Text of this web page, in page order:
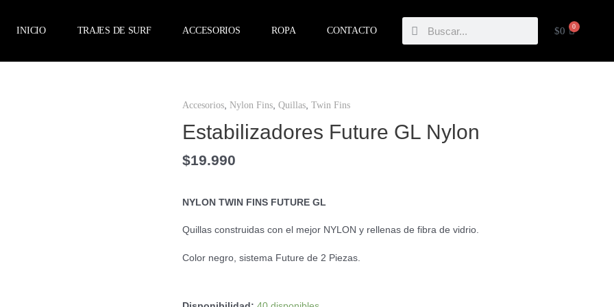
INICIO TRAJES DE SURF ACCESORIOS ROPA CONTACTO
BuscarBuscar
$0 0
Accesorios, Nylon Fins, Quillas, Twin Fins
Estabilizadores Future GL Nylon
$19.990
NYLON TWIN FINS FUTURE GL
Quillas construidas con el mejor NYLON y rellenas de fibra de vidrio.
Color negro, sistema Future de 2 Piezas.
Estabilizadores
GL
Nylon